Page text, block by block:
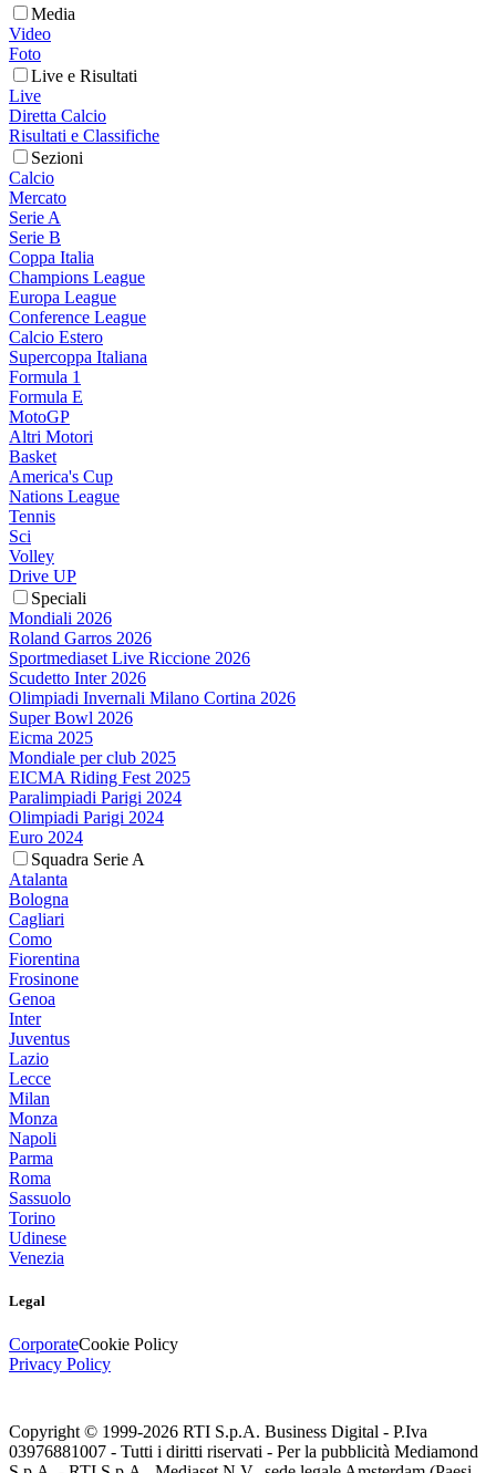
Media
Video
Foto
Live e Risultati
Live
Diretta Calcio
Risultati e Classifiche
Sezioni
Calcio
Mercato
Serie A
Serie B
Coppa Italia
Champions League
Europa League
Conference League
Calcio Estero
Supercoppa Italiana
Formula 1
Formula E
MotoGP
Altri Motori
Basket
America's Cup
Nations League
Tennis
Sci
Volley
Drive UP
Speciali
Mondiali 2026
Roland Garros 2026
Sportmediaset Live Riccione 2026
Scudetto Inter 2026
Olimpiadi Invernali Milano Cortina 2026
Super Bowl 2026
Eicma 2025
Mondiale per club 2025
EICMA Riding Fest 2025
Paralimpiadi Parigi 2024
Olimpiadi Parigi 2024
Euro 2024
Squadra Serie A
Atalanta
Bologna
Cagliari
Como
Fiorentina
Frosinone
Genoa
Inter
Juventus
Lazio
Lecce
Milan
Monza
Napoli
Parma
Roma
Sassuolo
Torino
Udinese
Venezia
Legal
CorporateCookie Policy
Privacy Policy
Copyright © 1999-2026 RTI S.p.A. Business Digital - P.Iva
03976881007 - Tutti i diritti riservati - Per la pubblicità Mediamond